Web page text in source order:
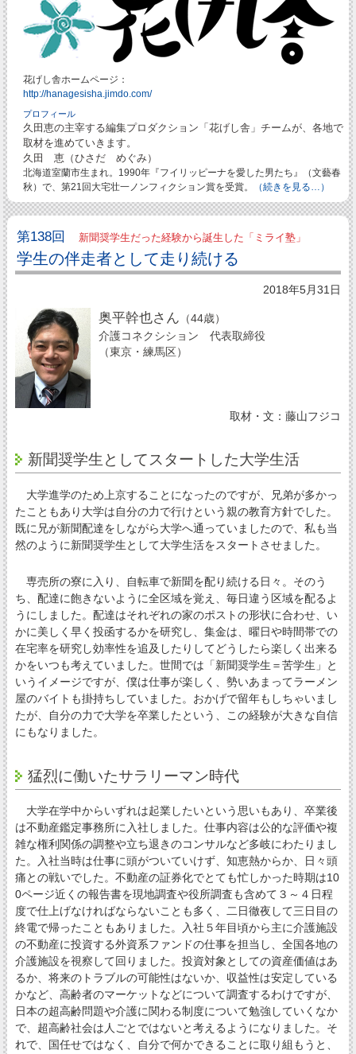
花げし舎ホームページ：
http://hanagesisha.jimdo.com/
プロフィール
久田恵の主宰する編集プロダクション「花げし舎」チームが、各地で
取材を進めていきます。
久田 恵（ひさだ めぐみ）
北海道室蘭市生まれ。1990年『フイリッピーナを愛した男たち』（文藝春
秋）で、第21回大宅壮一ノンフィクション賞を受賞。
（続きを見る…）
第138回 新聞奨学生だった経験から誕生した「ミライ塾」
学生の伴走者として走り続ける
2018年5月31日
奥平幹也さん （44歳）
介護コネクシション 代表取締役
（東京・練馬区）
取材・文：藤山フジコ
新聞奨学生としてスタートした大学生活
大学進学のため上京することになったのですが、兄弟が多かっ
たこともあり大学は自分の力で行けという親の教育方針でした。
既に兄が新聞配達をしながら大学へ通っていましたので、私も当
然のように新聞奨学生として大学生活をスタートさせました。
専売所の寮に入り、自転車で新聞を配り続ける日々。そのう
ち、配達に飽きないように全区域を覚え、毎日違う区域を配るよ
うにしました。配達はそれぞれの家のポストの形状に合わせ、い
かに美しく早く投函するかを研究し、集金は、曜日や時間帯での
在宅率を研究し効率性を追及したりしてどうしたら楽しく出来る
かをいつも考えていました。世間では「新聞奨学生＝苦学生」と
いうイメージですが、僕は仕事が楽しく、勢いあまってラーメン
屋のバイトも掛持ちしていました。おかげで留年もしちゃいまし
たが、自分の力で大学を卒業したという、この経験が大きな自信
にもなりました。
猛烈に働いたサラリーマン時代
大学在学中からいずれは起業したいという思いもあり、卒業後
は不動産鑑定事務所に入社しました。仕事内容は公的な評価や複
雑な権利関係の調整や立ち退きのコンサルなど多岐にわたりまし
た。入社当時は仕事に頭がついていけず、知恵熱からか、日々頭
痛との戦いでした。不動産の証券化でとても忙しかった時期は10
0ページ近くの報告書を現地調査や役所調査も含めて３～４日程
度で仕上げなければならないことも多く、二日徹夜して三日目の
終電で帰ったこともありました。入社５年目頃から主に介護施設
の不動産に投資する外資系ファンドの仕事を担当し、全国各地の
介護施設を視察して回りました。投資対象としての資産価値はあ
るか、将来のトラブルの可能性はないか、収益性は安定している
かなど、高齢者のマーケットなどについて調査するわけですが、
日本の超高齢問題や介護に関わる制度について勉強していくなか
で、超高齢社会は人ごとではないと考えるようになりました。そ
れで、国任せではなく、自分で何かできることに取り組もうと、